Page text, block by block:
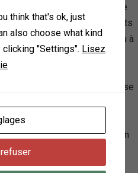
d’appareils de fitness et de
choisir entre différents
un accès à un seul club ou à
avec des options
collectifs LIVE et YANGA
leur expérience. La marque se
plus de 1000 séances
l’aide d’un entraîneur
son engagement à faciliter un
s’efforce également de
optimale grâce à des
think that's ok, just
also choose what kind
"Settings". Lisez